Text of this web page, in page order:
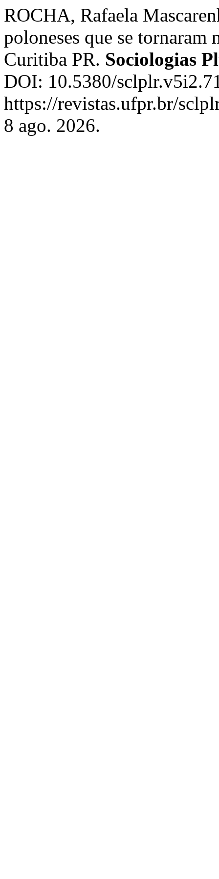
ROCHA, Rafaela
poloneses que se tornaram
Curitiba PR. Sociologias
DOI: 10.5380/
https://revistas.ufpr.br/
8 ago. 2026.